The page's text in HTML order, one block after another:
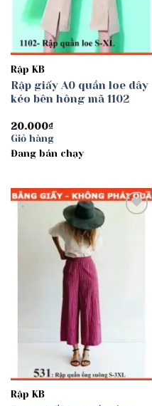
Rập KB
Rập giấy A0 quần loe dây
kéo bên hông mã 1102
20.000₫
Giỏ hàng
Đang bán chạy
Rập KB